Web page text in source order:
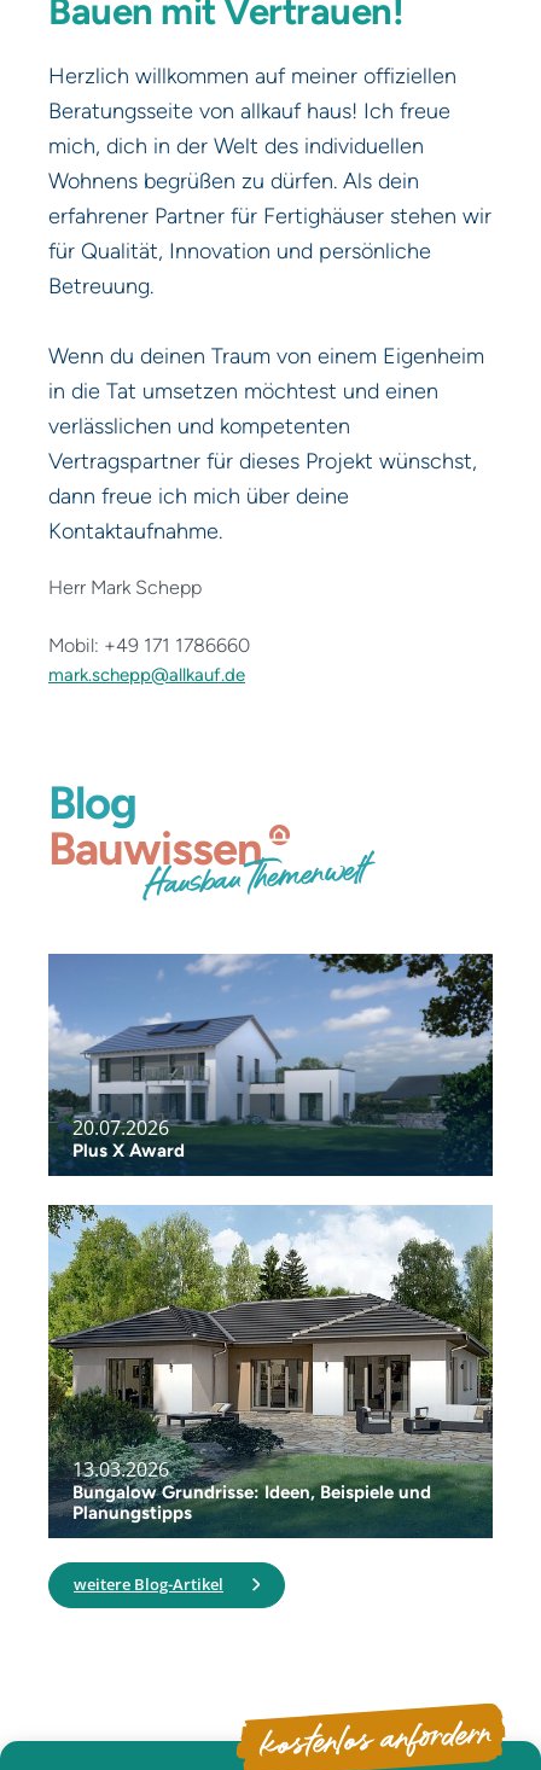
Bauen mit Vertrauen!
Herzlich willkommen auf meiner offiziellen
Beratungsseite von allkauf haus! Ich freue
mich, dich in der Welt des individuellen
Wohnens begrüßen zu dürfen. Als dein
erfahrener Partner für Fertighäuser stehen wir
für Qualität, Innovation und persönliche
Betreuung.
Wenn du deinen Traum von einem Eigenheim
in die Tat umsetzen möchtest und einen
verlässlichen und kompetenten
Vertragspartner für dieses Projekt wünschst,
dann freue ich mich über deine
Kontaktaufnahme.
Herr Mark Schepp
Mobil: +49 171 1786660
mark.schepp@allkauf.de
Blog
Bauwissen
Hausbau Themenwelt
20.07.2026
Plus X Award
13.03.2026
Bungalow Grundrisse: Ideen, Beispiele und
Planungstipps
weitere Blog-Artikel
kostenlos anfordern